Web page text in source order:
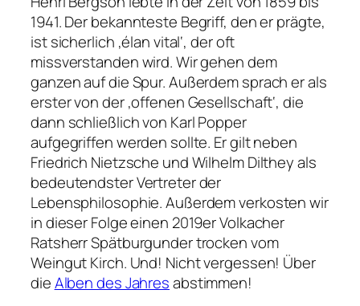
1941. Der bekannteste Begriff, den er prägte,
ist sicherlich ‚élan vital‘, der oft
missverstanden wird. Wir gehen dem
ganzen auf die Spur. Außerdem sprach er als
erster von der ‚offenen Gesellschaft‘, die
dann schließlich von Karl Popper
aufgegriffen werden sollte. Er gilt neben
Friedrich Nietzsche und Wilhelm Dilthey als
bedeutendster Vertreter der
Lebensphilosophie. Außerdem verkosten wir
in dieser Folge einen 2019er Volkacher
Ratsherr Spätburgunder trocken vom
Weingut Kirch. Und! Nicht vergessen! Über
dieAlben des Jahresabstimmen!